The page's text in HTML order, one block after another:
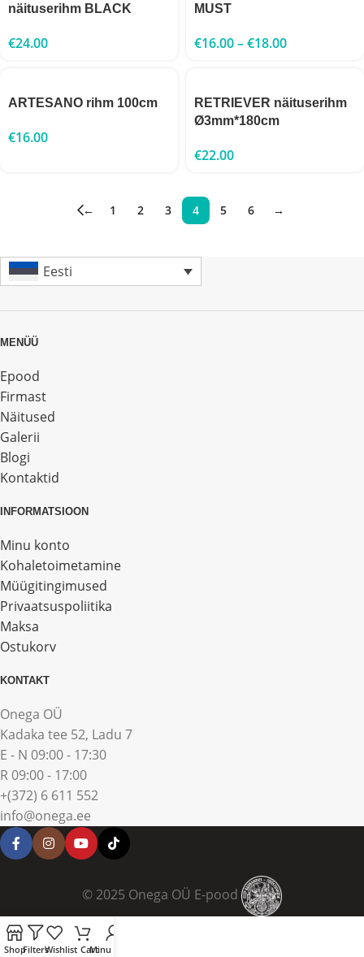
näituserihm BLACK
€24.00
MUST
€16.00–€18.00
ARTESANO rihm 100cm
€16.00
RETRIEVER näituserihm
Ø3mm*180cm
€22.00
← 1 2 3 4 5 6 →
Eesti
MENÜÜ
Epood
Firmast
Näitused
Galerii
Blogi
Kontaktid
INFORMATSIOON
Minu konto
Kohaletoimetamine
Müügitingimused
Privaatsuspoliitika
Maksa
Ostukorv
KONTAKT
Onega OÜ
Kadaka tee 52, Ladu 7
E - N 09:00 - 17:30
R 09:00 - 17:00
+(372) 6 611 552
info@onega.ee
© 2025 Onega OÜ E-pood
ShopFiltersWishlist CartMinu konto